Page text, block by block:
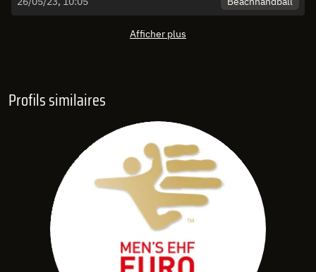
Afficher plus
Profils similaires